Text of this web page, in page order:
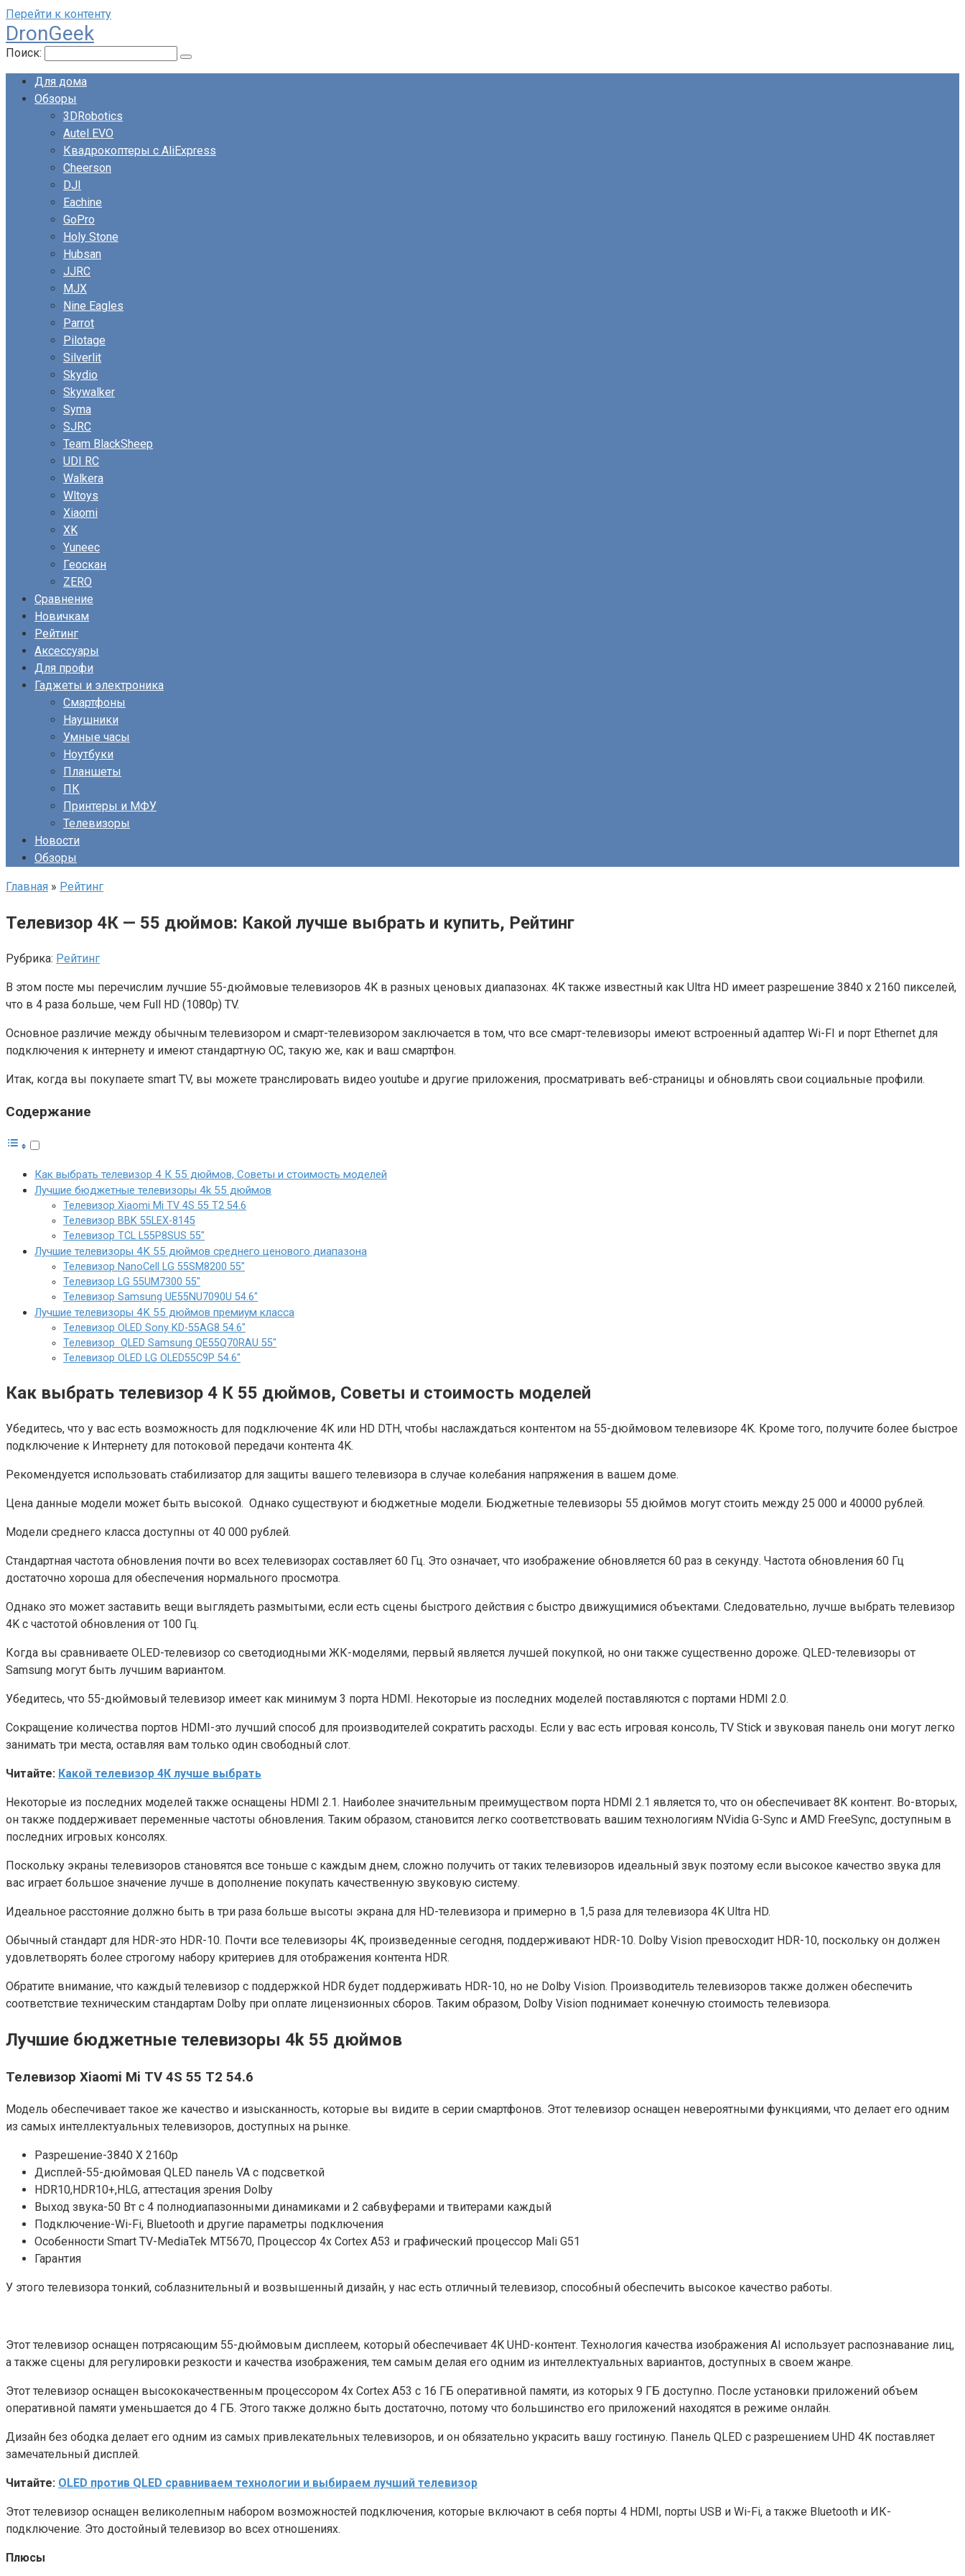
Перейти к контенту
DronGeek
Поиск:
Для дома
Обзоры
3DRobotics
Autel EVO
Квадрокоптеры с AliExpress
Cheerson
DJI
Eachine
GoPro
Holy Stone
Hubsan
JJRC
MJX
Nine Eagles
Parrot
Pilotage
Silverlit
Skydio
Skywalker
Syma
SJRC
Team BlackSheep
UDI RC
Walkera
Wltoys
Xiaomi
XK
Yuneec
Геоскан
ZERO
Сравнение
Новичкам
Рейтинг
Аксессуары
Для профи
Гаджеты и электроника
Смартфоны
Наушники
Умные часы
Ноутбуки
Планшеты
ПК
Принтеры и МФУ
Телевизоры
Новости
Обзоры
Главная » Рейтинг
Телевизор 4К — 55 дюймов: Какой лучше выбрать и купить, Рейтинг
Рубрика: Рейтинг
В этом посте мы перечислим лучшие 55-дюймовые телевизоров 4K в разных ценовых диапазонах. 4K также известный как Ultra HD имеет разрешение 3840 x 2160 пикселей,
что в 4 раза больше, чем Full HD (1080p) TV.
Основное различие между обычным телевизором и смарт-телевизором заключается в том, что все смарт-телевизоры имеют встроенный адаптер Wi-FI и порт Ethernet для
подключения к интернету и имеют стандартную ОС, такую же, как и ваш смартфон.
Итак, когда вы покупаете smart TV, вы можете транслировать видео youtube и другие приложения, просматривать веб-страницы и обновлять свои социальные профили.
Содержание
Как выбрать телевизор 4 К 55 дюймов, Советы и стоимость моделей
Лучшие бюджетные телевизоры 4k 55 дюймов
Телевизор Xiaomi Mi TV 4S 55 T2 54.6
Телевизор BBK 55LEX-8145
Телевизор TCL L55P8SUS 55″
Лучшие телевизоры 4K 55 дюймов среднего ценового диапазона
Телевизор NanoCell LG 55SM8200 55″
Телевизор LG 55UM7300 55″
Телевизор Samsung UE55NU7090U 54.6″
Лучшие телевизоры 4K 55 дюймов премиум класса
Телевизор OLED Sony KD-55AG8 54.6″
Телевизор QLED Samsung QE55Q70RAU 55″
Телевизор OLED LG OLED55C9P 54.6″
Как выбрать телевизор 4 К 55 дюймов, Советы и стоимость моделей
Убедитесь, что у вас есть возможность для подключение 4K или HD DTH, чтобы наслаждаться контентом на 55-дюймовом телевизоре 4K. Кроме того, получите более быстрое
подключение к Интернету для потоковой передачи контента 4K.
Рекомендуется использовать стабилизатор для защиты вашего телевизора в случае колебания напряжения в вашем доме.
Цена данные модели может быть высокой. Однако существуют и бюджетные модели. Бюджетные телевизоры 55 дюймов могут стоить между 25 000 и 40000 рублей.
Модели среднего класса доступны от 40 000 рублей.
Стандартная частота обновления почти во всех телевизорах составляет 60 Гц. Это означает, что изображение обновляется 60 раз в секунду. Частота обновления 60 Гц
достаточно хороша для обеспечения нормального просмотра.
Однако это может заставить вещи выглядеть размытыми, если есть сцены быстрого действия с быстро движущимися объектами. Следовательно, лучше выбрать телевизор
4K с частотой обновления от 100 Гц.
Когда вы сравниваете OLED-телевизор со светодиодными ЖК-моделями, первый является лучшей покупкой, но они также существенно дороже. QLED-телевизоры от
Samsung могут быть лучшим вариантом.
Убедитесь, что 55-дюймовый телевизор имеет как минимум 3 порта HDMI. Некоторые из последних моделей поставляются с портами HDMI 2.0.
Сокращение количества портов HDMI-это лучший способ для производителей сократить расходы. Если у вас есть игровая консоль, TV Stick и звуковая панель они могут легко
занимать три места, оставляя вам только один свободный слот.
Читайте: Какой телевизор 4К лучше выбрать
Некоторые из последних моделей также оснащены HDMI 2.1. Наиболее значительным преимуществом порта HDMI 2.1 является то, что он обеспечивает 8K контент. Во-вторых,
он также поддерживает переменные частоты обновления. Таким образом, становится легко соответствовать вашим технологиям NVidia G-Sync и AMD FreeSync, доступным в
последних игровых консолях.
Поскольку экраны телевизоров становятся все тоньше с каждым днем, сложно получить от таких телевизоров идеальный звук поэтому если высокое качество звука для
вас играет большое значение лучше в дополнение покупать качественную звуковую систему.
Идеальное расстояние должно быть в три раза больше высоты экрана для HD-телевизора и примерно в 1,5 раза для телевизора 4K Ultra HD.
Обычный стандарт для HDR-это HDR-10. Почти все телевизоры 4K, произведенные сегодня, поддерживают HDR-10. Dolby Vision превосходит HDR-10, поскольку он должен
удовлетворять более строгому набору критериев для отображения контента HDR.
Обратите внимание, что каждый телевизор с поддержкой HDR будет поддерживать HDR-10, но не Dolby Vision. Производитель телевизоров также должен обеспечить
соответствие техническим стандартам Dolby при оплате лицензионных сборов. Таким образом, Dolby Vision поднимает конечную стоимость телевизора.
Лучшие бюджетные телевизоры 4k 55 дюймов
Телевизор Xiaomi Mi TV 4S 55 T2 54.6
Модель обеспечивает такое же качество и изысканность, которые вы видите в серии смартфонов. Этот телевизор оснащен невероятными функциями, что делает его одним
из самых интеллектуальных телевизоров, доступных на рынке.
Разрешение-3840 X 2160p
Дисплей-55-дюймовая QLED панель VA с подсветкой
HDR10,HDR10+,HLG, аттестация зрения Dolby
Выход звука-50 Вт с 4 полнодиапазонными динамиками и 2 сабвуферами и твитерами каждый
Подключение-Wi-Fi, Bluetooth и другие параметры подключения
Особенности Smart TV-MediaTek MT5670, Процессор 4x Cortex A53 и графический процессор Mali G51
Гарантия
У этого телевизора тонкий, соблазнительный и возвышенный дизайн, у нас есть отличный телевизор, способный обеспечить высокое качество работы.
Этот телевизор оснащен потрясающим 55-дюймовым дисплеем, который обеспечивает 4K UHD-контент. Технология качества изображения AI использует распознавание лиц,
а также сцены для регулировки резкости и качества изображения, тем самым делая его одним из интеллектуальных вариантов, доступных в своем жанре.
Этот телевизор оснащен высококачественным процессором 4x Cortex A53 с 16 ГБ оперативной памяти, из которых 9 ГБ доступно. После установки приложений объем
оперативной памяти уменьшается до 4 ГБ. Этого также должно быть достаточно, потому что большинство его приложений находятся в режиме онлайн.
Дизайн без ободка делает его одним из самых привлекательных телевизоров, и он обязательно украсить вашу гостиную. Панель QLED с разрешением UHD 4K поставляет
замечательный дисплей.
Читайте: OLED против QLED сравниваем технологии и выбираем лучший телевизор
Этот телевизор оснащен великолепным набором возможностей подключения, которые включают в себя порты 4 HDMI, порты USB и Wi-Fi, а также Bluetooth и ИК-
подключение. Это достойный телевизор во всех отношениях.
Плюсы